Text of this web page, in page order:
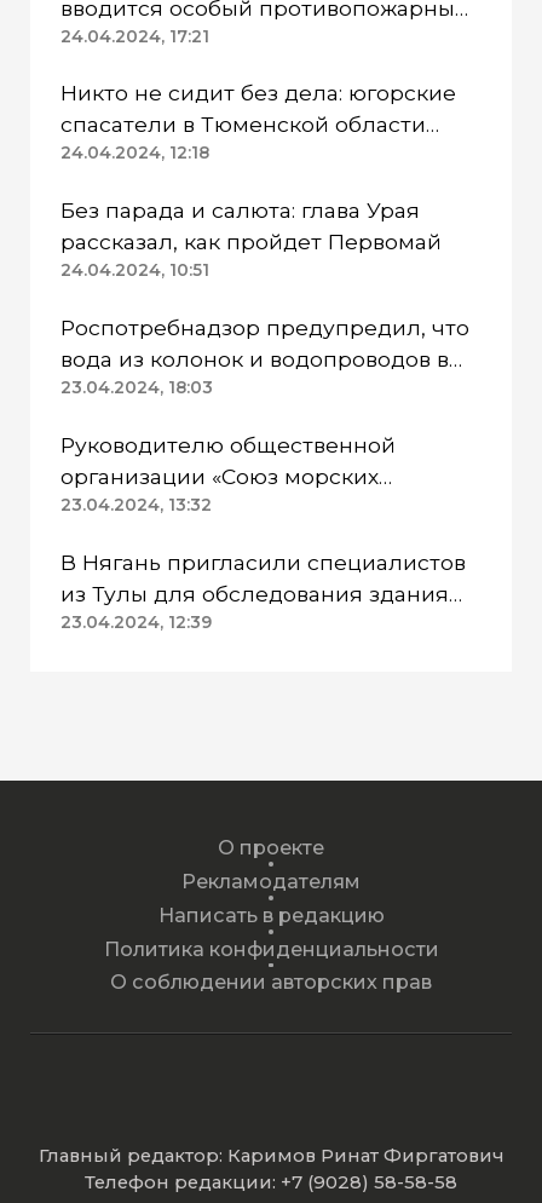
вводится особый противопожарный
режим
24.04.2024, 17:21
Никто не сидит без дела: югорские
спасатели в Тюменской области
работают в две смены
24.04.2024, 12:18
Без парада и салюта: глава Урая
рассказал, как пройдет Первомай
24.04.2024, 10:51
Роспотребнадзор предупредил, что
вода из колонок и водопроводов в
Казанском районе непригодна для
23.04.2024, 18:03
Руководителю общественной
организации «Союз морских
пехотинцев» Югры вынесли
23.04.2024, 13:32
В Нягань пригласили специалистов
из Тулы для обследования здания
ДК «Геолог»
23.04.2024, 12:39
О проекте
Рекламодателям
Написать в редакцию
Политика конфиденциальности
О соблюдении авторских прав
Главный редактор: Каримов Ринат Фиргатович
Телефон редакции: +7 (9028) 58-58-58